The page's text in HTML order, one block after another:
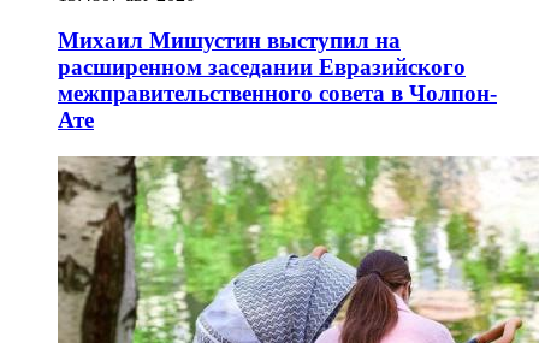
Михаил Мишустин выступил на
расширенном заседании Евразийского
межправительственного совета в Чолпон-
Ате